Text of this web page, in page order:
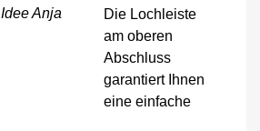
Die Lochleiste
am oberen
Abschluss
garantiert Ihnen
eine einfache